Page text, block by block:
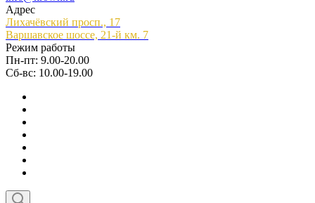
Адрес
Лихачёвский просп., 17
Варшавское шоссе, 21-й км. 7
Режим работы
Пн-пт: 9.00-20.00
Сб-вс: 10.00-19.00